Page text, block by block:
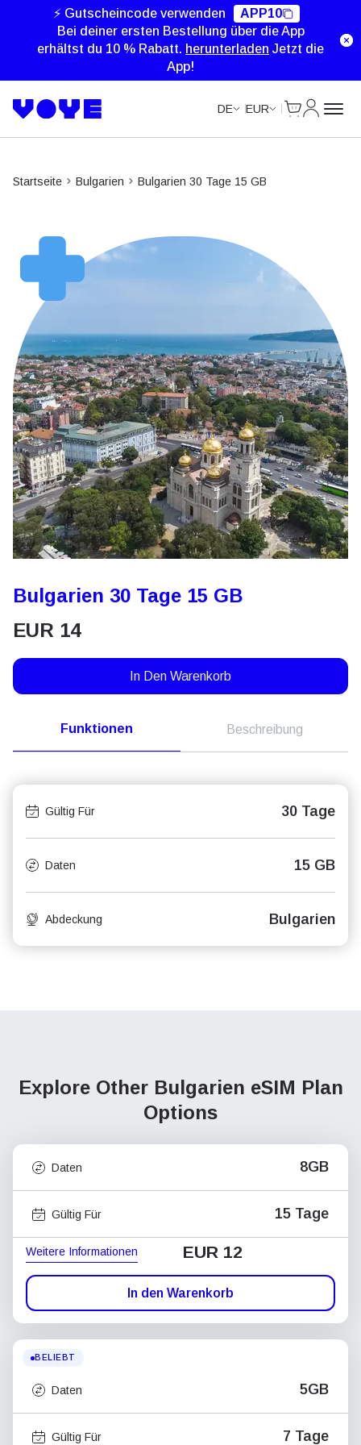
⚡ Gutscheincode verwenden
APP10
Bei deiner ersten Bestellung über die App
erhältst du 10 % Rabatt. herunterladen Jetzt die
App!
DE EUR
Startseite Bulgarien Bulgarien 30 Tage 15 GB
Bulgarien 30 Tage 15 GB
EUR 14
In Den Warenkorb
Funktionen Beschreibung
Gültig Für 30 Tage
Daten 15 GB
Abdeckung Bulgarien
Explore Other Bulgarien eSIM Plan
Options
Daten 8GB
Gültig Für 15 Tage
Weitere Informationen EUR 12
In den Warenkorb
BELIEBT
Daten 5GB
Gültig Für 7 Tage
Unlimited Data
Unlimited Data